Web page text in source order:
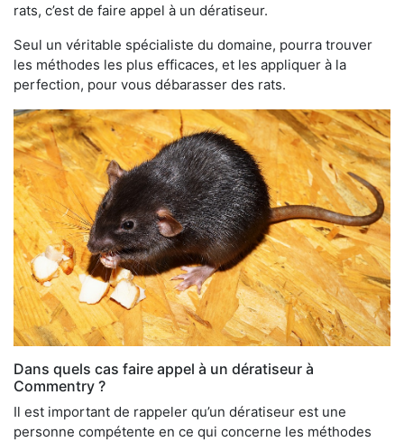
rats, c’est de faire appel à un dératiseur.
Seul un véritable spécialiste du domaine, pourra trouver
les méthodes les plus efficaces, et les appliquer à la
perfection, pour vous débarasser des rats.
Dans quels cas faire appel à un dératiseur à
Commentry ?
Il est important de rappeler qu’un dératiseur est une
personne compétente en ce qui concerne les méthodes